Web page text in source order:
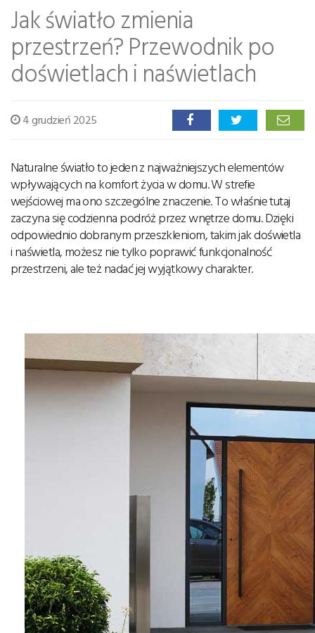
Jak światło zmienia
przestrzeń? Przewodnik po
doświetlach i naświetlach
4 grudzień 2025
Naturalne światło to jeden z najważniejszych elementów
wpływających na komfort życia w domu. W strefie
wejściowej ma ono szczególne znaczenie. To właśnie tutaj
zaczyna się codzienna podróż przez wnętrze domu. Dzięki
odpowiednio dobranym przeszkleniom, takim jak doświetla
i naświetla, możesz nie tylko poprawić funkcjonalność
przestrzeni, ale też nadać jej wyjątkowy charakter.